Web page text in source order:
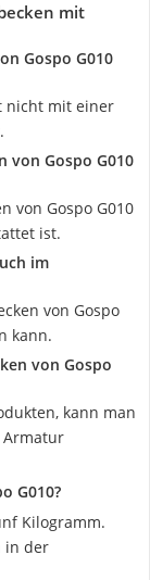
mit
Gospo ‎G010
nicht mit einer
von Gospo ‎G010
von Gospo ‎G010
ist.
im
von Gospo
kann.
von Gospo
kann man
Armatur
‎G010?
Kilogramm.
in der